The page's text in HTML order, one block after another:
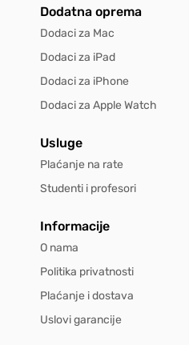
Dodatna oprema
Dodaci za Mac
Dodaci za iPad
Dodaci za iPhone
Dodaci za Apple Watch
Usluge
Plaćanje na rate
Studenti i profesori
Informacije
O nama
Politika privatnosti
Plaćanje i dostava
Uslovi garancije